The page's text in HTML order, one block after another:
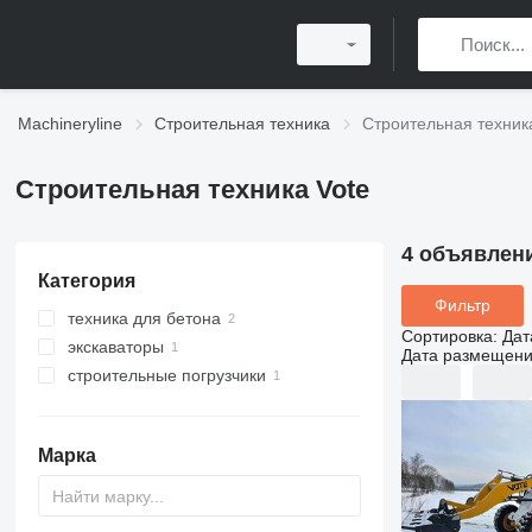
Machineryline Строительная техника Строительная
Строительная техника Vote
Категория
техника для бетона
автобетоносмесители
экскаваторы
экскаваторы-погрузчики
строительные погрузчики
Марка
4
Фильтр
Сортировка:
Дата